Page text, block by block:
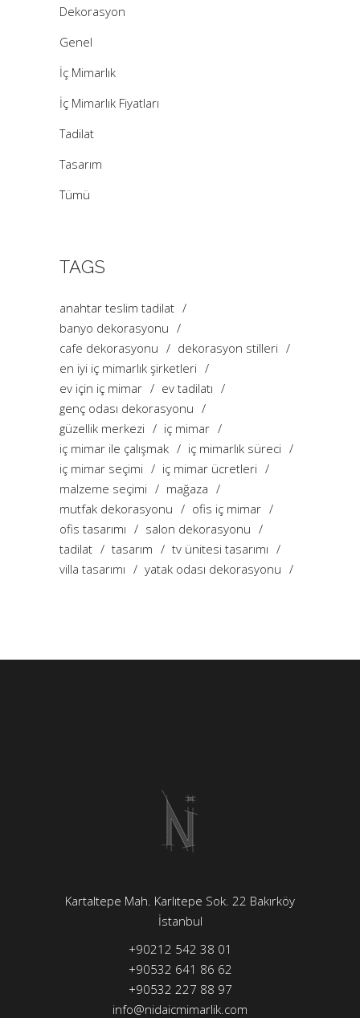
Dekorasyon
Genel
İç Mimarlık
İç Mimarlık Fiyatları
Tadilat
Tasarım
Tümü
TAGS
anahtar teslim tadilat
banyo dekorasyonu
cafe dekorasyonu
dekorasyon stilleri
en iyi iç mimarlık şirketleri
ev için iç mimar
ev tadilatı
genç odası dekorasyonu
güzellik merkezi
iç mimar
iç mimar ile çalışmak
iç mimarlık süreci
iç mimar seçimi
iç mimar ücretleri
malzeme seçimi
mağaza
mutfak dekorasyonu
ofis iç mimar
ofis tasarımı
salon dekorasyonu
tadilat
tasarım
tv ünitesi tasarımı
villa tasarımı
yatak odası dekorasyonu
Kartaltepe Mah. Karlıtepe Sok. 22 Bakırköy
İstanbul
+90212 542 38 01
+90532 641 86 62
+90532 227 88 97
info@nidaicmimarlik.com